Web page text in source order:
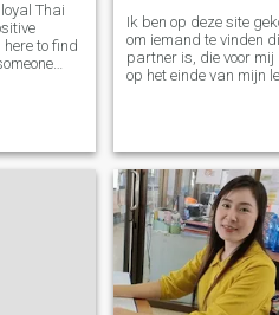
Thai
here to find
Ik ben op deze site
om iemand te vinden
partner is, die voor mij
op het einde van mijn
moeilijke tijden, om een
probleemadviseur te
hem te beschermen. Ik
dat we elkaar zullen
ontmoeten en ik hou
mensen die liegen.